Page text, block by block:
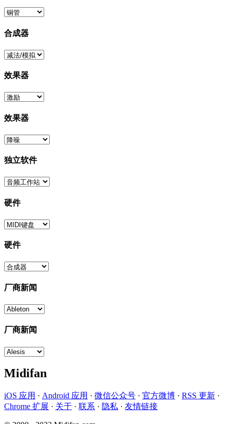
合成器
效果器
效果器
独立软件
硬件
硬件
厂商新闻
厂商新闻
Midifan
iOS 应用 · Android 应用 · 微信公众号 · 官方微博 · RSS 更新 ·
Chrome 扩展 · 关于 · 联系 · 隐私 · 友情链接